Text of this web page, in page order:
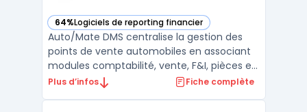
64%Logiciels de reporting financier
— voir Auto/Mate DMS dans cette catégorie
Auto/Mate DMS centralise la gestion des
points de vente automobiles en associant
modules comptabilité, vente, F&I, pièces et
atelier dans un environnement unique. Ce
Plus d’infos Fiche complète